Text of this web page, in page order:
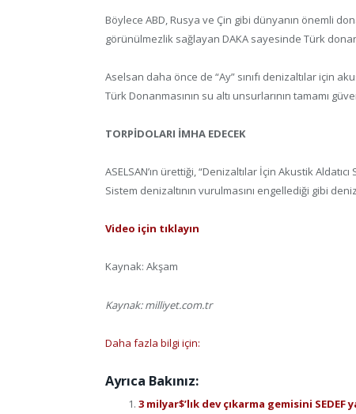
Böylece ABD, Rusya ve Çin gibi dünyanın önemli
görünülmezlik sağlayan DAKA sayesinde Türk
Aselsan daha önce de “Ay” sınıfı denizaltılar için
Türk Donanmasının su altı unsurlarının tamamı
TORPİDOLARI İMHA EDECEK
ASELSAN’ın ürettiği, “Denizaltılar İçin Akustik
Sistem denizaltının vurulmasını engellediği gibi
Video için tıklayın
Kaynak: Akşam
Kaynak: milliyet.com.tr
Daha fazla bilgi için:
Ayrıca Bakınız:
3 milyar$’lık dev çıkarma gemisini SEDEF